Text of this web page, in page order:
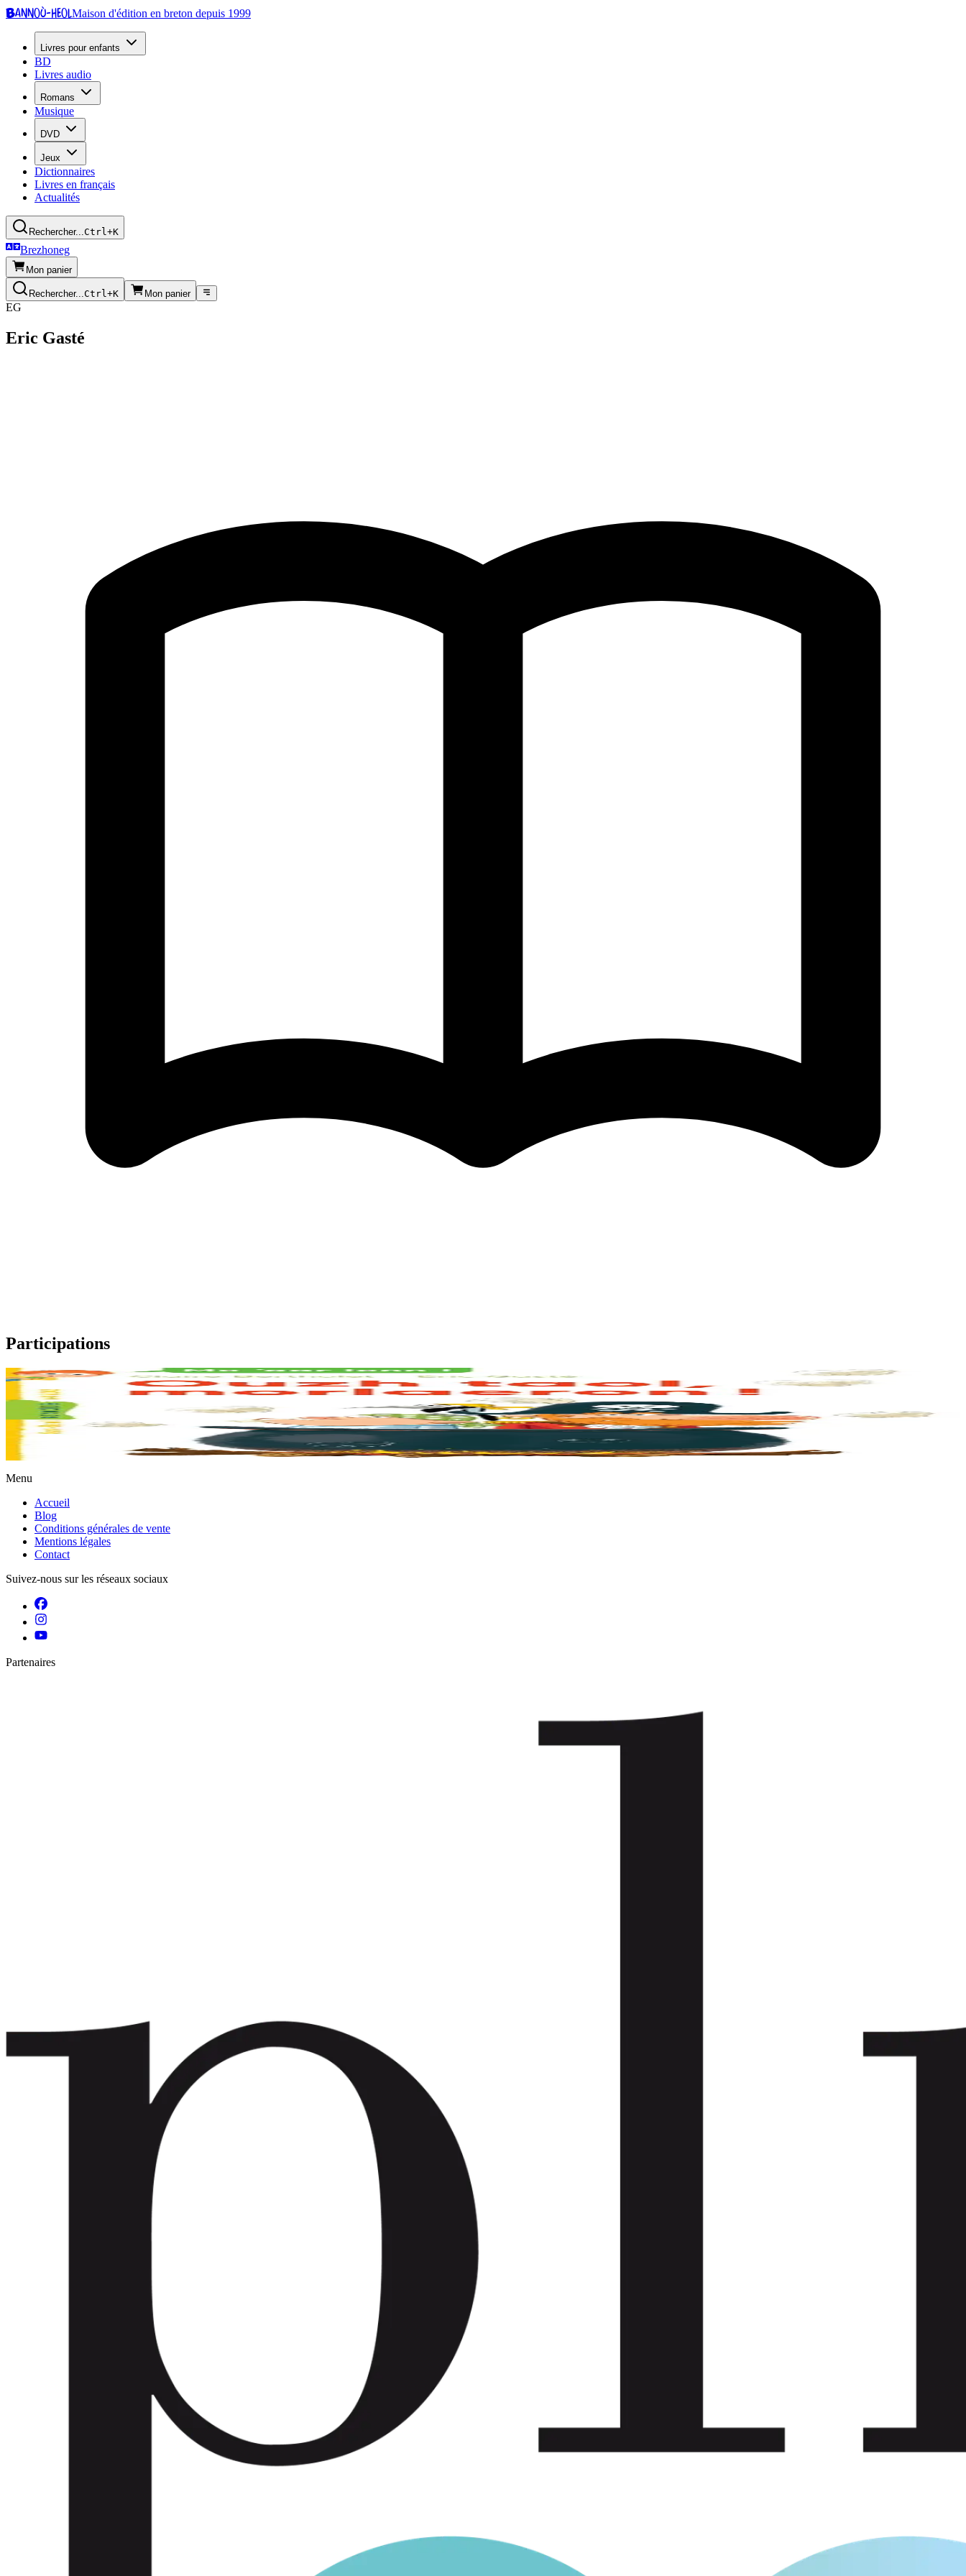
Bannoù-heolMaison d'édition en breton depuis 1999
Livres pour enfants
BD
Livres audio
Romans
Musique
DVD
Jeux
Dictionnaires
Livres en français
Actualités
Rechercher...Ctrl+K
Brezhoneg
Mon panier
Rechercher...Ctrl+K Mon panier
EG
Eric Gasté
Participations
6 ans et plus
À table, les pirates !
Le bateau du terrible pirate Fri Ruz vient de s’échouer sur une île. Par chance, ses habitants sont très accueillants ! Ils offrent même le repas. Il n’y a...
En stock
Menu
Accueil
Blog
Conditions générales de vente
Mentions légales
Contact
Suivez-nous sur les réseaux sociaux
Partenaires